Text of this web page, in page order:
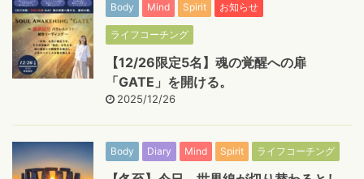
Body Mind Spirit お知らせ
ライフコーチング
【12/26限定5名】魂の覚醒への扉
「GATE」を開ける。
2025/12/26
Body Diary Mind Spirit ライフコーチング